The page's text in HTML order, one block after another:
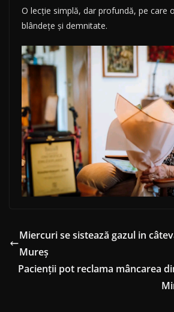
O lecție simplă, dar profundă, pe care
blândețe și demnitate.
Miercuri se sistează gazul in
Mureș
Pacienții pot reclama mâncarea